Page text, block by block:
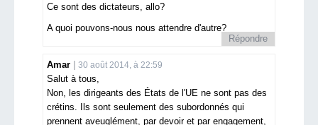
Ce sont des dictateurs, allo?
A quoi pouvons-nous nous attendre d'autre?
Répondre
Amar 30 août 2014, à 22:59
Salut à tous,
Non, les dirigeants des États de l'UE ne sont pas des
crétins. Ils sont seulement des subordonnés qui
prennent aveuglément, par devoir et par engagement,